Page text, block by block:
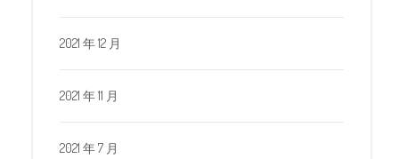
2021 年 12 月
2021 年 11 月
2021 年 7 月